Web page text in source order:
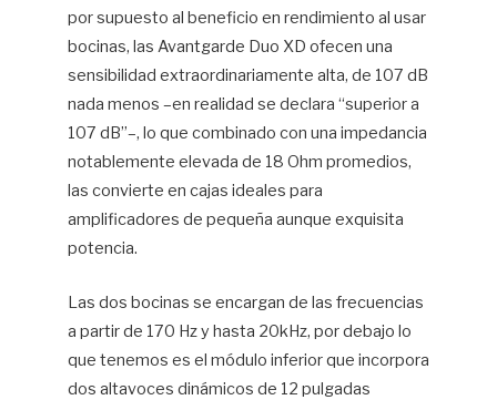
por supuesto al beneficio en rendimiento al usar
bocinas, las Avantgarde Duo XD ofecen una
sensibilidad extraordinariamente alta, de 107 dB
nada menos –en realidad se declara “superior a
107 dB”–, lo que combinado con una impedancia
notablemente elevada de 18 Ohm promedios,
las convierte en cajas ideales para
amplificadores de pequeña aunque exquisita
potencia.
Las dos bocinas se encargan de las frecuencias
a partir de 170 Hz y hasta 20kHz, por debajo lo
que tenemos es el módulo inferior que incorpora
dos altavoces dinámicos de 12 pulgadas